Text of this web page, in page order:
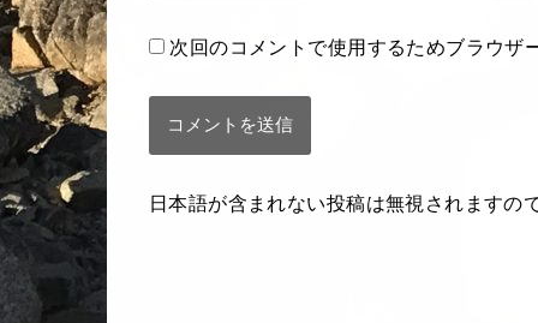
次回のコメントで使用するためブラウザ
日本語が含まれない投稿は無視されますの